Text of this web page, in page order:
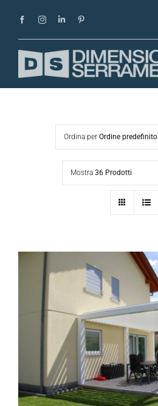
Showroom
Area riservata
Ordina per Ordine predefinito
Mostra 36 Prodotti